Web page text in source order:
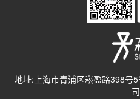
地址:上海市青浦区崧盈路398号
司